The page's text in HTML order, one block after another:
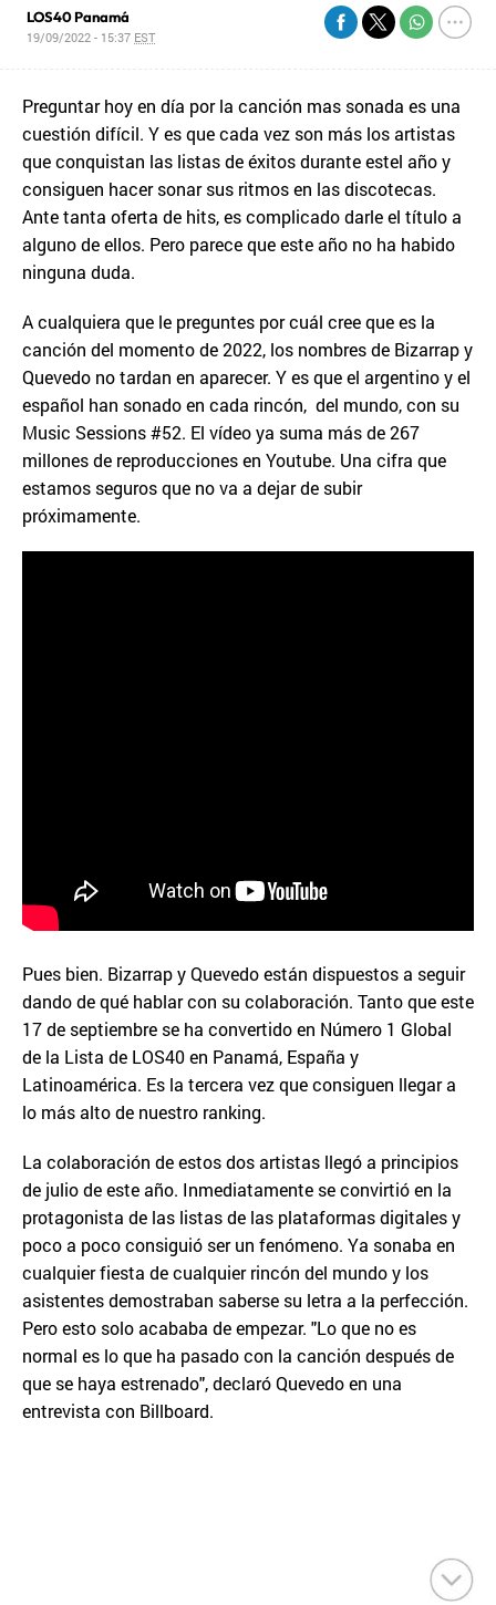
LOS40 Panamá
19/09/2022 - 15:37 EST
Preguntar hoy en día por la canción mas sonada es una
cuestión difícil. Y es que cada vez son más los artistas
que conquistan las listas de éxitos durante estel año y
consiguen hacer sonar sus ritmos en las discotecas.
Ante tanta oferta de hits, es complicado darle el título a
alguno de ellos. Pero parece que este año no ha habido
ninguna duda.
A cualquiera que le preguntes por cuál cree que es la
canción del momento de 2022, los nombres de Bizarrap y
Quevedo no tardan en aparecer. Y es que el argentino y el
español han sonado en cada rincón, del mundo, con su
Music Sessions #52. El vídeo ya suma más de 267
millones de reproducciones en Youtube. Una cifra que
estamos seguros que no va a dejar de subir
próximamente.
Pues bien. Bizarrap y Quevedo están dispuestos a seguir
dando de qué hablar con su colaboración. Tanto que este
17 de septiembre se ha convertido en Número 1 Global
de la Lista de LOS40 en Panamá, España y
Latinoamérica. Es la tercera vez que consiguen llegar a
lo más alto de nuestro ranking.
La colaboración de estos dos artistas llegó a principios
de julio de este año. Inmediatamente se convirtió en la
protagonista de las listas de las plataformas digitales y
poco a poco consiguió ser un fenómeno. Ya sonaba en
cualquier fiesta de cualquier rincón del mundo y los
asistentes demostraban saberse su letra a la perfección.
Pero esto solo acababa de empezar. "Lo que no es
normal es lo que ha pasado con la canción después de
que se haya estrenado", declaró Quevedo en una
entrevista con Billboard.